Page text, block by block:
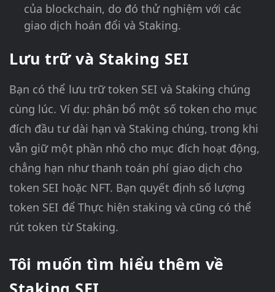
của blockchain, do đó thử nghiệm với các
giao dịch hoán đổi và Staking.
Lưu trữ và Staking SEI
Bạn có thể lưu trữ token SEI và Staking chúng
cùng lúc. Ví dụ: phân bổ một số token cho mục
đích đầu tư dài hạn và Staking chúng, trong khi
vẫn giữ một phần nhỏ cho mục đích hoạt động,
chẳng hạn như thanh toán phí giao dịch cho
token SEI hoặc NFT. Bạn quyết định số lượng
token SEI để Thực hiện staking và cũng có thể
rút token từ Staking.
Tôi muốn tìm hiểu thêm về